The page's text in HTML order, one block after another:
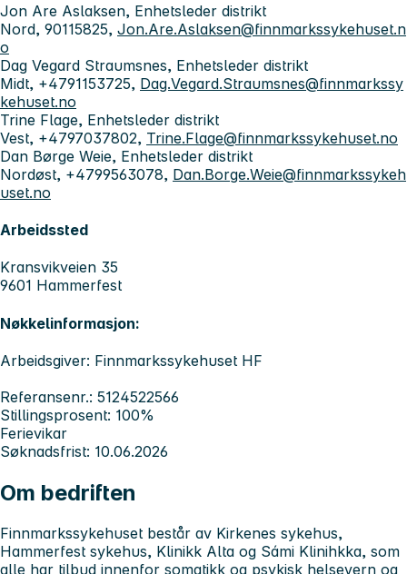
Jon Are Aslaksen, Enhetsleder distrikt
Nord, 90115825, Jon.Are.Aslaksen@finnmarkssykehuset.n
o
Dag Vegard Straumsnes, Enhetsleder distrikt
Midt, +4791153725, Dag.Vegard.Straumsnes@finnmarkssy
kehuset.no
Trine Flage, Enhetsleder distrikt
Vest, +4797037802, Trine.Flage@finnmarkssykehuset.no
Dan Børge Weie, Enhetsleder distrikt
Nordøst, +4799563078, Dan.Borge.Weie@finnmarkssykeh
uset.no
Arbeidssted
Kransvikveien 35
9601 Hammerfest
Nøkkelinformasjon:
Arbeidsgiver: Finnmarkssykehuset HF
Referansenr.: 5124522566
Stillingsprosent: 100%
Ferievikar
Søknadsfrist: 10.06.2026
Om bedriften
Finnmarkssykehuset består av Kirkenes sykehus,
Hammerfest sykehus, Klinikk Alta og Sámi Klinihkka, som
alle har tilbud innenfor somatikk og psykisk helsevern og